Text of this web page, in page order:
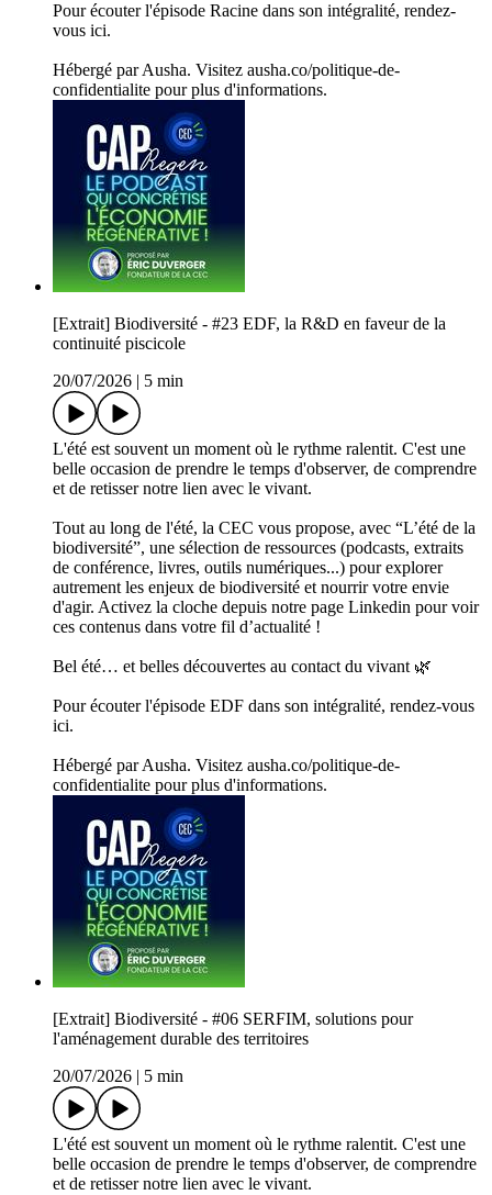
Pour écouter l'épisode Racine dans son intégralité, rendez-
vous ici.
Hébergé par Ausha. Visitez ausha.co/politique-de-
confidentialite pour plus d'informations.
[Extrait] Biodiversité - #23 EDF, la R&D en faveur de la
continuité piscicole
20/07/2026
5 min
L'été est souvent un moment où le rythme ralentit. C'est une
belle occasion de prendre le temps d'observer, de comprendre
et de retisser notre lien avec le vivant.
Tout au long de l'été, la CEC vous propose, avec “L’été de la
biodiversité”, une sélection de ressources (podcasts, extraits
de conférence, livres, outils numériques...) pour explorer
autrement les enjeux de biodiversité et nourrir votre envie
d'agir. Activez la cloche depuis notre page Linkedin pour voir
ces contenus dans votre fil d’actualité !
Bel été… et belles découvertes au contact du vivant 🌿
Pour écouter l'épisode EDF dans son intégralité, rendez-vous
ici.
Hébergé par Ausha. Visitez ausha.co/politique-de-
confidentialite pour plus d'informations.
[Extrait] Biodiversité - #06 SERFIM, solutions pour
l'aménagement durable des territoires
20/07/2026
5 min
L'été est souvent un moment où le rythme ralentit. C'est une
belle occasion de prendre le temps d'observer, de comprendre
et de retisser notre lien avec le vivant.